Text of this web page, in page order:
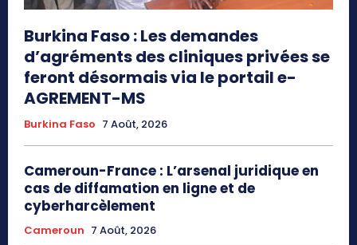
Burkina Faso : Les demandes
d’agréments des cliniques privées se
feront désormais via le portail e-
AGREMENT-MS
Burkina Faso 7 Août, 2026
Cameroun-France : L’arsenal juridique en
cas de diffamation en ligne et de
cyberharcèlement
Cameroun 7 Août, 2026